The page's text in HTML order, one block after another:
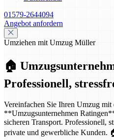
01579-2644094
Angebot anfordern
Umziehen mit Umzug Müller
🏠
Professionell,
Vereinfachen Sie Ihren Umzug mit
**Umzugsunternehmen
sicheren Transport. Professionell,
private und gewerbliche Kunden.